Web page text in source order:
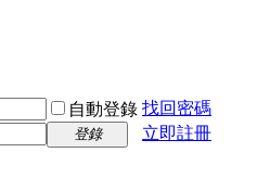
自動登錄 找回密碼
登錄
立即註冊